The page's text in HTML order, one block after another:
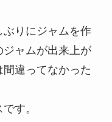
りにジャムを作
ジャムが出来上が
違ってなかった
す。